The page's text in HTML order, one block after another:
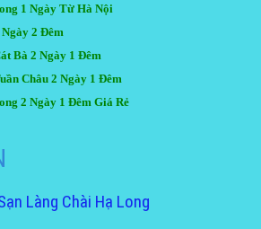
1 Ngày Từ Hà Nội
2 Đêm
Bà 2 Ngày 1 Đêm
Châu 2 Ngày 1 Đêm
2 Ngày 1 Đêm Giá Rẻ
Làng Chài Hạ Long